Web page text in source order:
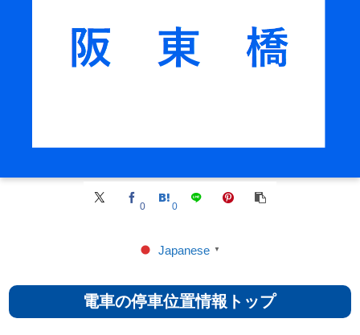
0 0
Japanese ▼
電車の停車位置情報トップ